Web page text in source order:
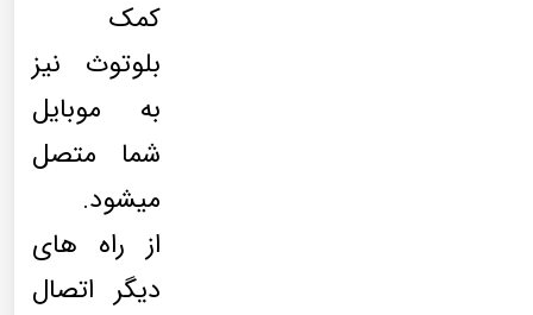
کمک
بلوتوث نیز
به موبایل
شما متصل
میشود.
از راه های
دیگر اتصال